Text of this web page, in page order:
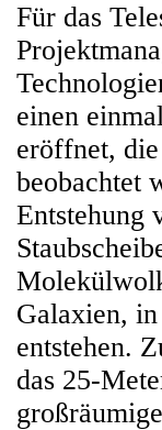
Für das
einen
eröffnet,
beobachtet
Entstehung
Galaxien,
entstehen.
das 25-